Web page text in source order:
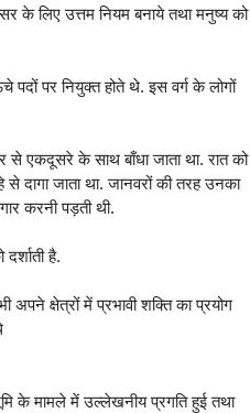
के लिए उत्तम नियम बनाये तथा मनुष्य को
पदों पर नियुक्त होते थे. इस वर्ग के लोगों
से एकदूसरे के साथ बाँधा जाता था. रात को
से दागा जाता था. जानवरों की तरह उनका
करनी पड़ती थी.
है.
अपने क्षेत्रों में प्रभावी शक्ति का प्रयोग
के मामले में उल्लेखनीय प्रगति हुई तथा